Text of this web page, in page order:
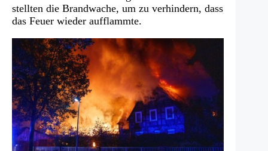
stellten die Brandwache, um zu verhindern, dass
das Feuer wieder aufflammte.